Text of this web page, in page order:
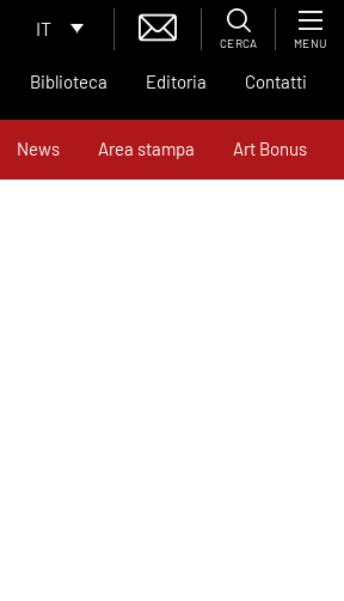
IT
CERCA MENU
Biblioteca Editoria Contatti
News Area stampa Art Bonus